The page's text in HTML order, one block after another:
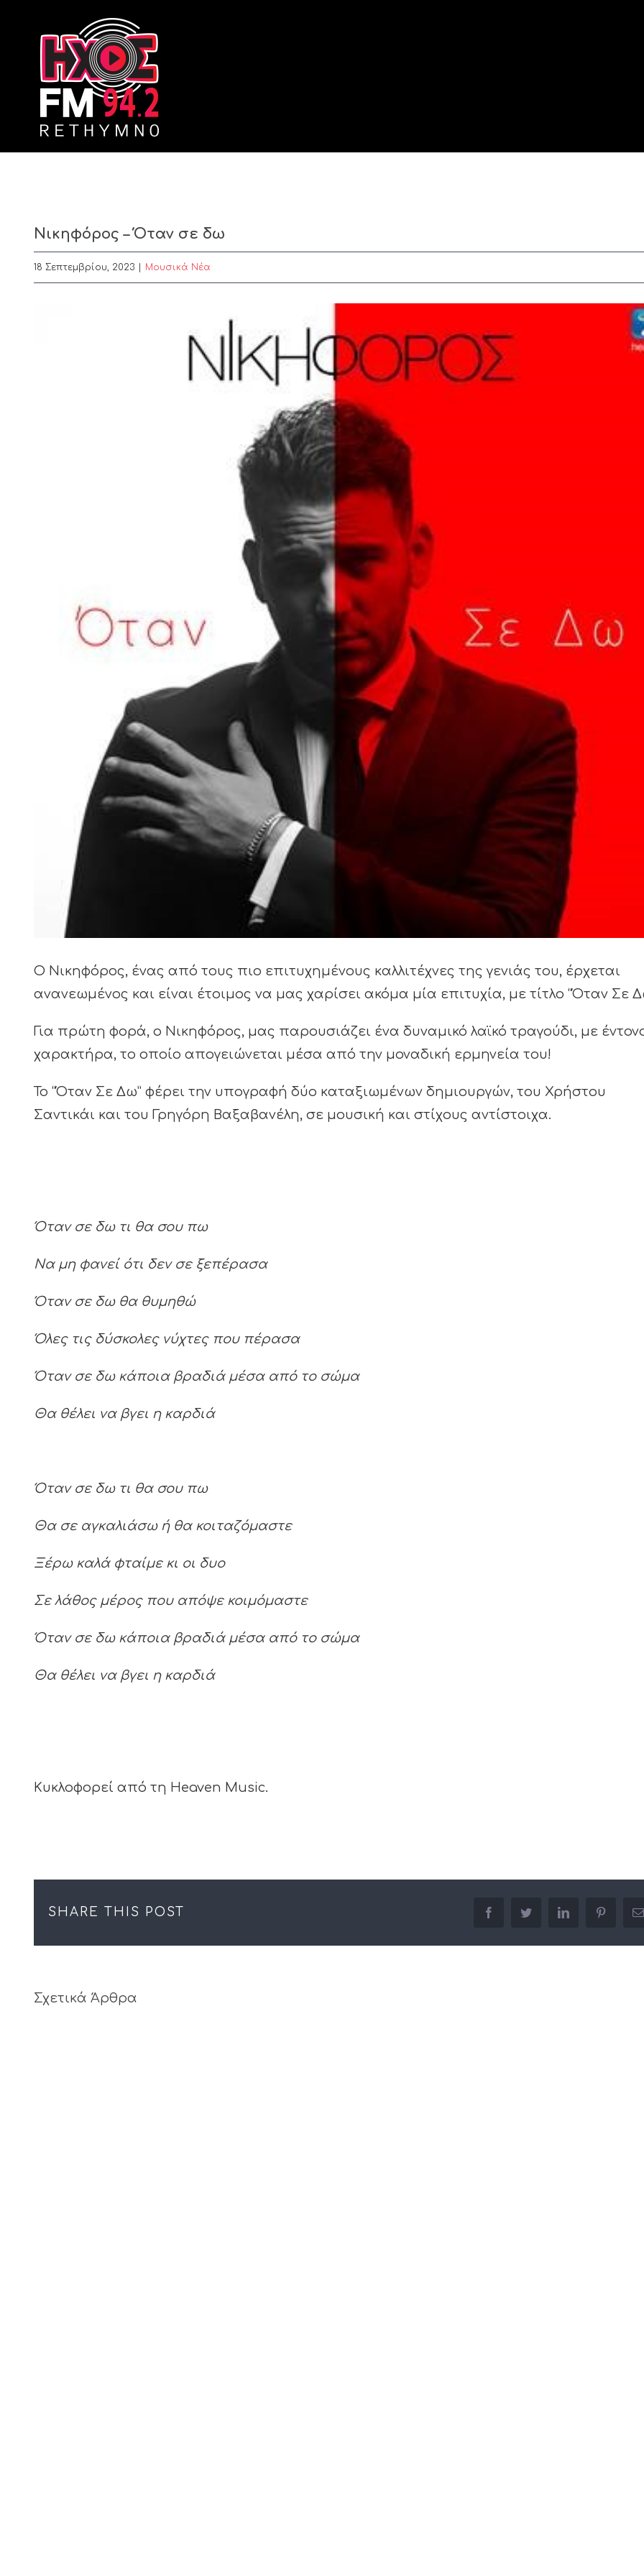
Νικηφόρος – Όταν σε δω
18 Σεπτεμβρίου, 2023 Μουσικά Νέα
Ο Νικηφόρος, ένας από τους πιο επιτυχημένους καλλιτέχνες της γενιάς του, έρχεται
ανανεωμένος και είναι έτοιμος να μας χαρίσει ακόμα μία επιτυχία, με τίτλο “Όταν Σε
Για πρώτη φορά, ο Νικηφόρος, μας παρουσιάζει ένα δυναμικό λαϊκό τραγούδι, με
χαρακτήρα, το οποίο απογειώνεται μέσα από την μοναδική ερμηνεία του!
Το “Όταν Σε Δω” φέρει την υπογραφή δύο καταξιωμένων δημιουργών, του Χρήστου
Σαντικάι και του Γρηγόρη Βαξαβανέλη, σε μουσική και στίχους αντίστοιχα.
Όταν σε δω τι θα σου πω
Να μη φανεί ότι δεν σε ξεπέρασα
Όταν σε δω θα θυμηθώ
Όλες τις δύσκολες νύχτες που πέρασα
Όταν σε δω κάποια βραδιά μέσα από το σώμα
Θα θέλει να βγει η καρδιά
Όταν σε δω τι θα σου πω
Θα σε αγκαλιάσω ή θα κοιταζόμαστε
Ξέρω καλά φταίμε κι οι δυο
Σε λάθος μέρος που απόψε κοιμόμαστε
Όταν σε δω κάποια βραδιά μέσα από το σώμα
Θα θέλει να βγει η καρδιά
Κυκλοφορεί από τη Heaven Music.
SHARE THIS POST facebooktwitter linkedin pinterest
Σχετικά Άρθρα